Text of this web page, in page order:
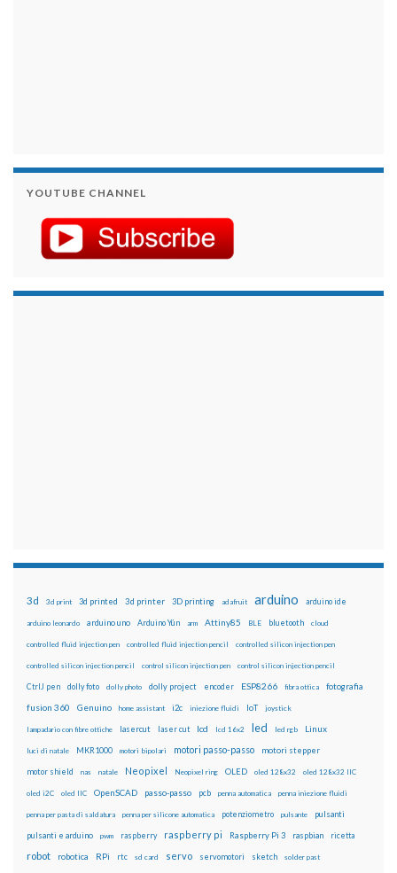
YOUTUBE CHANNEL
3d 3d print 3d printed 3d printer 3D printing adafruit arduino arduino ide
arduino leonardo arduino uno Arduino Yún arm Attiny85 BLE bluetooth cloud
controlled fluid injection pen controlled fluid injection pencil controlled silicon injection pen
controlled silicon injection pencil control silicon injection pen control silicon injection pencil
CtrlJ pen dolly foto dolly photo dolly project encoder ESP8266 fibra ottica fotografia
fusion 360 Genuino home assistant i2c iniezione fluidi IoT joystick
lampadario con fibre ottiche lasercut laser cut lcd lcd 16x2 led led rgb Linux
luci di natale MKR1000 motori bipolari motori passo-passo motori stepper
motor shield nas natale Neopixel Neopixel ring OLED oled 128x32 oled 128x32 IIC
oled i2C oled IIC OpenSCAD passo-passo pcb penna automatica penna iniezione fluidi
penna per pasta di saldatura penna per silicone automatica potenziometro pulsante pulsanti
pulsanti e arduino pwm raspberry raspberry pi Raspberry Pi 3 raspbian ricetta
robot robotica RPi rtc sd card servo servomotori sketch solder past